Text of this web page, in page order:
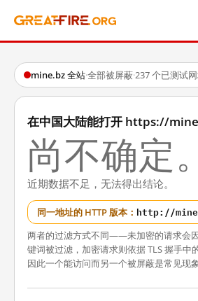
mine.bz 全站·全部被屏蔽·237 个已测试
在中国大陆能打开 https://
尚不确定。
近期数据不足，无法得出结论。
同一地址的 HTTP 版本： http://
两者的过滤方式不同——未加密的请求会
键词被过滤，加密请求则依据 TLS 握手中
因此一个能访问而另一个被屏蔽是常见现象